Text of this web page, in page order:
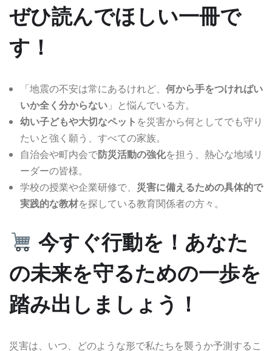
ぜひ読んでほしい一冊で
す！
「地震の不安は常にあるけれど、 何から手をつければい
いか全く分からない 」と悩んでいる方。
幼い子どもや大切なペット を災害から何としてでも守り
たいと強く願う、すべての家族。
自治会や町内会で防災活動の強化を担う、熱心な地域リ
ーダーの皆様。
学校の授業や企業研修で、 災害に備えるための具体的で
実践的な教材を探している教育関係者の方々。
今すぐ行動を！あなた
の未来を守るための一歩を
踏み出しましょう！
災害は、いつ、どのような形で私たちを襲うか予測するこ